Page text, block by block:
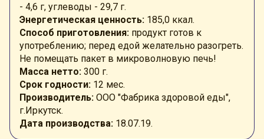
- 4,6 г, углеводы - 29,7 г.
Энергетическая ценность: 185,0 ккал.
Способ приготовления: продукт готов к
употреблению; перед едой желательно разогреть.
Не помещать пакет в микроволновую печь!
Масса нетто: 300 г.
Срок годности: 12 мес.
Производитель: ООО "Фабрика здоровой еды",
г.Иркутск.
Дата производства: 18.07.19.